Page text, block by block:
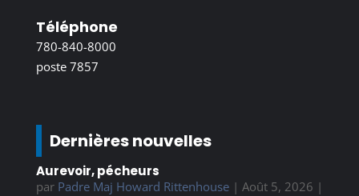
Téléphone
780-840-8000
poste 7857
Dernières nouvelles
Aurevoir, pécheurs
par Padre Maj Howard Rittenhouse| Août 5, 2026 |